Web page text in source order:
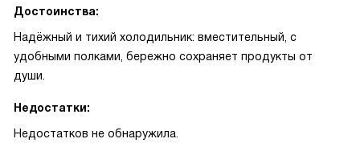
Достоинства:
Надёжный и тихий холодильник: вместительный, с
удобными полками, бережно сохраняет продукты от
души.
Недостатки:
Недостатков не обнаружила.